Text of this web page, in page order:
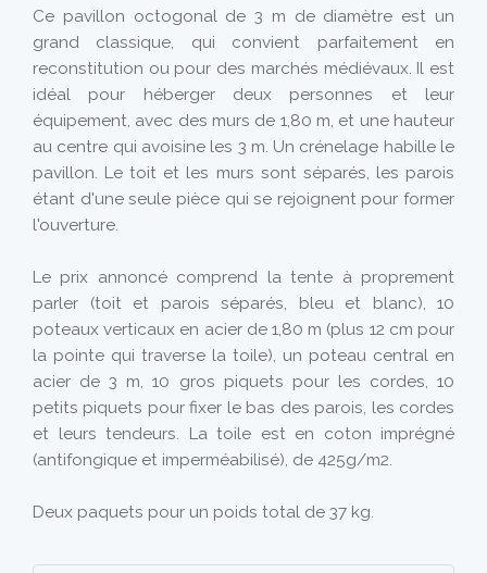
Ce pavillon octogonal de 3 m de diamètre est un
grand classique, qui convient parfaitement en
reconstitution ou pour des marchés médiévaux. Il est
idéal pour héberger deux personnes et leur
équipement, avec des murs de 1,80 m, et une hauteur
au centre qui avoisine les 3 m. Un crénelage habille le
pavillon. Le toit et les murs sont séparés, les parois
étant d'une seule pièce qui se rejoignent pour former
l'ouverture.
Le prix annoncé comprend la tente à proprement
parler (toit et parois séparés, bleu et blanc), 10
poteaux verticaux en acier de 1,80 m (plus 12 cm pour
la pointe qui traverse la toile), un poteau central en
acier de 3 m, 10 gros piquets pour les cordes, 10
petits piquets pour fixer le bas des parois, les cordes
et leurs tendeurs. La toile est en coton imprégné
(antifongique et imperméabilisé), de 425g/m2.
Deux paquets pour un poids total de 37 kg.